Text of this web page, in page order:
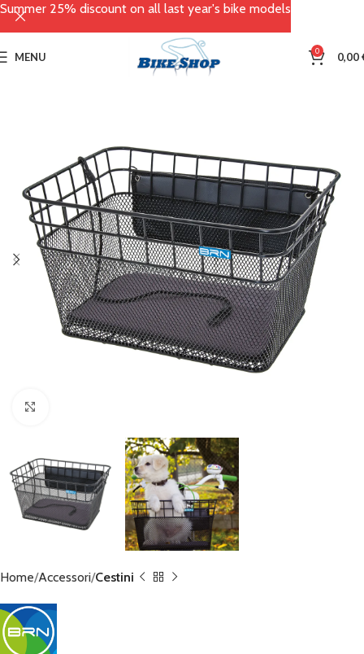
MENU 0 0,00
Home Accessori Cestini
Summer 25% discount on all last year's bike models